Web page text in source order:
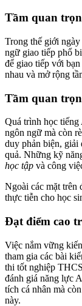
Tầm quan
Trong thế giới
ngữ giao tiếp phổ
để giao tiếp với
nhau và mở rộng
Tầm quan
Quá trình học
ngôn ngữ mà còn
duy phản biện, giải
quả. Những kỹ
học tập và công
Ngoài các mặt trên
thực tiễn cho học
Đạt điểm cao
Việc nắm vững
tham gia các bài
thi tốt nghiệp
đánh giá năng lực
tích cá nhân mà
này.